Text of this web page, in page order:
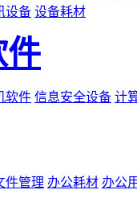
设备 设备耗材
件
软件 信息安全设备 计
件管理 办公耗材 办公